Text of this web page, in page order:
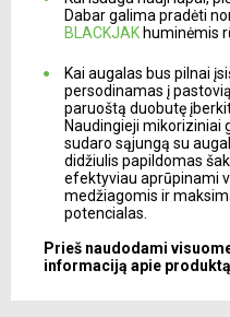
Dabar galima pradėti
BLACKJAK huminėmis
Kai augalas bus pilnai
persodinamas į
paruoštą duobutę
Naudingieji mikoriziniai
sudaro sąjungą su
didžiulis papildomas
efektyviau aprūpinami
medžiagomis ir
potencialas.
Prieš naudodami
informaciją apie